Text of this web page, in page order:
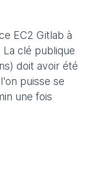
EC2 Gitlab à
clé publique
doit avoir été
puisse se
une fois